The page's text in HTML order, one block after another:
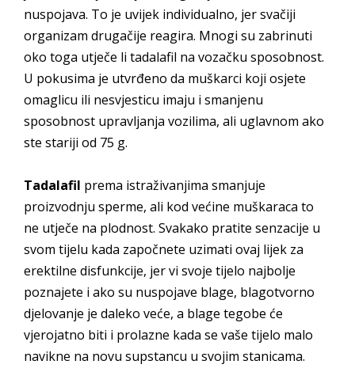
nuspojava. To je uvijek individualno, jer svačiji
organizam drugačije reagira. Mnogi su zabrinuti
oko toga utječe li tadalafil na vozačku sposobnost.
U pokusima je utvrđeno da muškarci koji osjete
omaglicu ili nesvjesticu imaju i smanjenu
sposobnost upravljanja vozilima, ali uglavnom ako
ste stariji od 75 g.
Tadalafil prema istraživanjima smanjuje
proizvodnju sperme, ali kod većine muškaraca to
ne utječe na plodnost. Svakako pratite senzacije u
svom tijelu kada započnete uzimati ovaj lijek za
erektilne disfunkcije, jer vi svoje tijelo najbolje
poznajete i ako su nuspojave blage, blagotvorno
djelovanje je daleko veće, a blage tegobe će
vjerojatno biti i prolazne kada se vaše tijelo malo
navikne na novu supstancu u svojim stanicama.